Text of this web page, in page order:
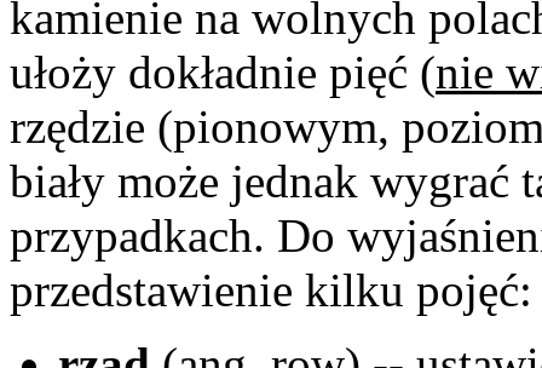
kamienie na wolnych
ułoży dokładnie pięć (nie
rzędzie (pionowym,
biały może jednak
przypadkach. Do
przedstawienie kilku pojęć: